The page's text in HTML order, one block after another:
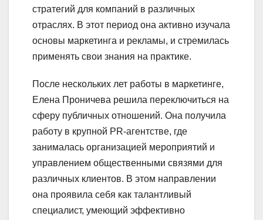
стратегий для компаний в различных
отраслях. В этот период она активно изучала
основы маркетинга и рекламы, и стремилась
применять свои знания на практике.
После нескольких лет работы в маркетинге,
Елена Проничева решила переключиться на
сферу публичных отношений. Она получила
работу в крупной PR-агентстве, где
занималась организацией мероприятий и
управлением общественными связями для
различных клиентов. В этом направлении
она проявила себя как талантливый
специалист, умеющий эффективно